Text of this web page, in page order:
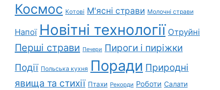
Космос Котові М'ясні страви Молочні страви
Напої Новітні технології Отруйні
Перші страви Печери Пироги і пиріжки
Події Польська кухня Поради Природні
явища та стихії Птахи Рекорди Роботи Салати